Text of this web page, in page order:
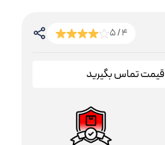
4 / 5
قیمت تماس بگیرید